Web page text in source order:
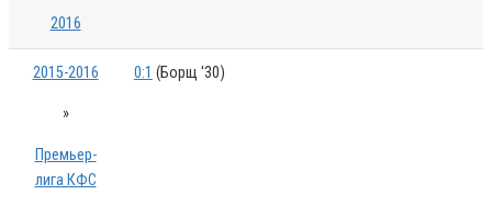
2016
2015-2016
»
Премьер-
лига КФС
0:1 (Борщ '30)